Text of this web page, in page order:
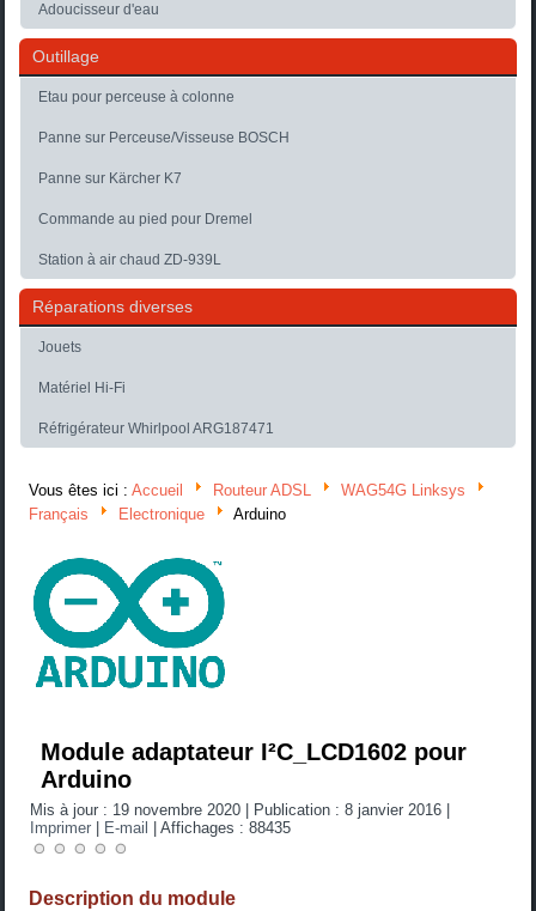
Adoucisseur d'eau
Outillage
Etau pour perceuse à colonne
Panne sur Perceuse/Visseuse BOSCH
Panne sur Kärcher K7
Commande au pied pour Dremel
Station à air chaud ZD-939L
Réparations diverses
Jouets
Matériel Hi-Fi
Réfrigérateur Whirlpool ARG187471
Vous êtes ici :Accueil Routeur ADSL
WAG54G Linksys
Français
Electronique Arduino
Module adaptateur I²C_LCD1602 pour
Arduino
Mis à jour : 19 novembre 2020 Publication : 8 janvier 2016
Imprimer
E-mail |Affichages : 88435
Description du module